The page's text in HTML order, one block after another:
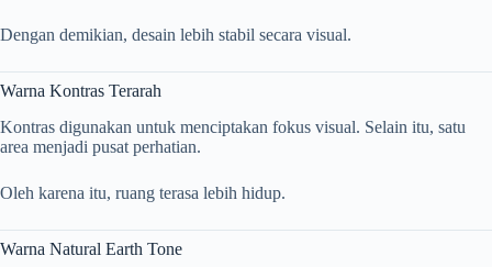
Dengan demikian, desain lebih stabil secara visual.
Warna Kontras Terarah
Kontras digunakan untuk menciptakan fokus visual. Selain itu, satu
area menjadi pusat perhatian.
Oleh karena itu, ruang terasa lebih hidup.
Warna Natural Earth Tone